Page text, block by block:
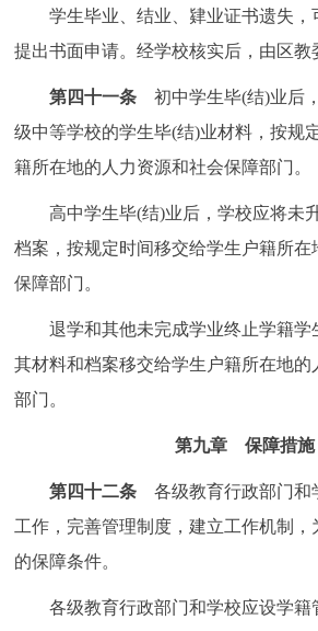
学生毕业、结业、肄业证书遗失，
提出书面申请。经学校核实后，由区教
第四十一条 初中学生毕(结)业后
级中等学校的学生毕(结)业材料，按规
籍所在地的人力资源和社会保障部门。
高中学生毕(结)业后，学校应将未
档案，按规定时间移交给学生户籍所在
保障部门。
退学和其他未完成学业终止学籍学
其材料和档案移交给学生户籍所在地
部门。
第九章 保障措施
第四十二条 各级教育行政部门和
工作，完善管理制度，建立工作机制
的保障条件。
各级教育行政部门和学校应设学籍